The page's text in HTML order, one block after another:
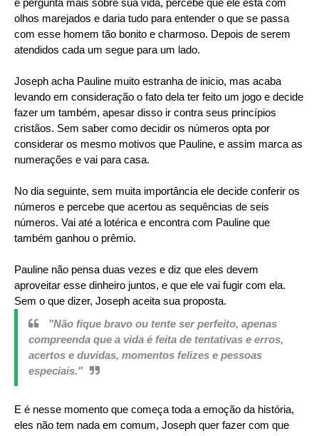
olhos marejados e daria tudo para entender o que se passa
com esse homem tão bonito e charmoso. Depois de serem
atendidos cada um segue para um lado.
Joseph acha Pauline muito estranha de inicio, mas acaba
levando em consideração o fato dela ter feito um jogo e decide
fazer um também, apesar disso ir contra seus princípios
cristãos. Sem saber como decidir os números opta por
considerar os mesmo motivos que Pauline, e assim marca as
numerações e vai para casa.
No dia seguinte, sem muita importância ele decide conferir os
números e percebe que acertou as sequências de seis
números. Vai até a lotérica e encontra com Pauline que
também ganhou o prêmio.
Pauline não pensa duas vezes e diz que eles devem
aproveitar esse dinheiro juntos, e que ele vai fugir com ela.
Sem o que dizer, Joseph aceita sua proposta.
"Não fique bravo ou tente ser perfeito, apenas
compreenda que a vida é feita de tentativas e erros,
acertos e duvidas, momentos felizes e pessoas
especiais."
E é nesse momento que começa toda a emoção da história,
eles não tem nada em comum, Joseph quer fazer com que